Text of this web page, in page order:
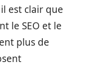
est clair que
le SEO et le
plus de